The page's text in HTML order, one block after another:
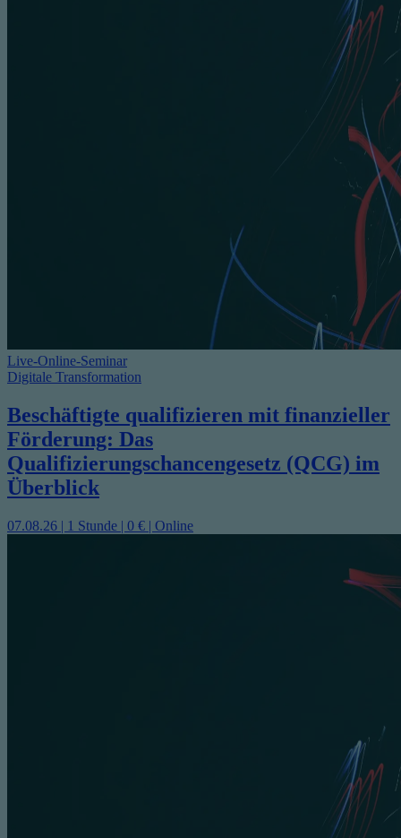
Live-Online-Seminar
Digitale Transformation
Beschäftigte qualifizieren mit finanzieller
Förderung: Das
Qualifizierungschancengesetz (QCG) im
Überblick
07.08.26 | 1 Stunde | 0 € | Online